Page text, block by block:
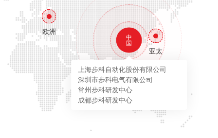
中
国
上海步科自动化股份有限公司
深圳市步科电气有限公司
常州步科研发中心
成都步科研发中心
欧洲
亚太